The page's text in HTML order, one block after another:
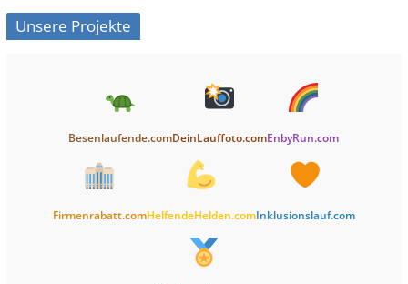
Unsere Projekte
Besenlaufende.comDeinLauffoto.comEnbyRun.com
Firmenrabatt.comHelfendeHelden.comInklusionslauf.com